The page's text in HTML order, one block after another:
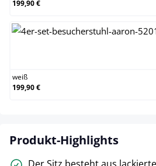
199,90 €
weiß
199,90 €
Produkt-Highlights